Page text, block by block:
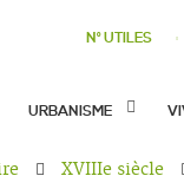
N° UTILES
URBANISME
XVIIIe siècle